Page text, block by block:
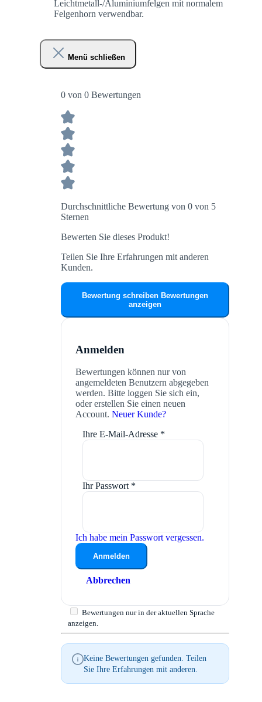
Leichtmetall-/Aluminiumfelgen mit normalem
Felgenhorn verwendbar.
Menü schließen
0 von 0 Bewertungen
Durchschnittliche Bewertung von 0 von 5
Sternen
Bewerten Sie dieses Produkt!
Teilen Sie Ihre Erfahrungen mit anderen
Kunden.
Bewertung schreiben Bewertungen
anzeigen
Anmelden
Bewertungen können nur von
angemeldeten Benutzern abgegeben
werden. Bitte loggen Sie sich ein,
oder erstellen Sie einen neuen
Account. Neuer Kunde?
Ihre E-Mail-Adresse *
Ihr Passwort *
Ich habe mein Passwort vergessen.
Anmelden
Abbrechen
Bewertungen nur in der aktuellen Sprache
anzeigen.
Keine Bewertungen gefunden. Teilen
Sie Ihre Erfahrungen mit anderen.